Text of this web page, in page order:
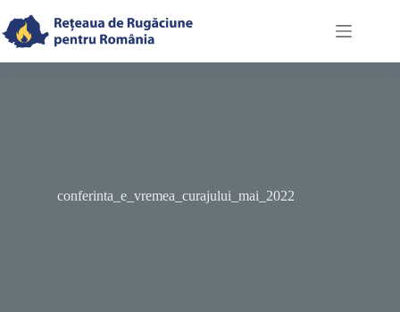
to
content
conferinta_e_vremea_curajului_mai_2022